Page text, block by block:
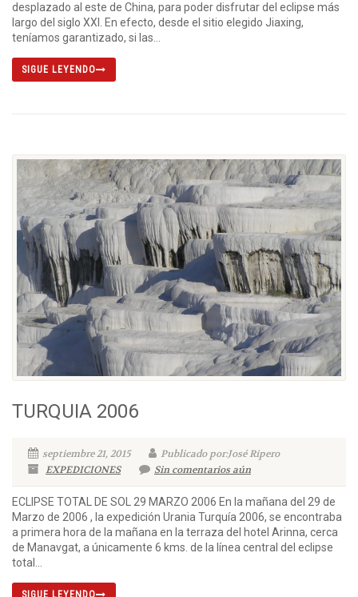
desplazado al este de China, para poder disfrutar del eclipse más
largo del siglo XXI. En efecto, desde el sitio elegido Jiaxing,
teníamos garantizado, si las...
SIGUE LEYENDO
TURQUIA 2006
septiembre 21, 2015
Publicado por:José Ripero
EXPEDICIONES
Sin comentarios aún
ECLIPSE TOTAL DE SOL 29 MARZO 2006 En la mañana del 29 de
Marzo de 2006 , la expedición Urania Turquía 2006, se encontraba
a primera hora de la mañana en la terraza del hotel Arinna, cerca
de Manavgat, a únicamente 6 kms. de la línea central del eclipse
total...
SIGUE LEYENDO